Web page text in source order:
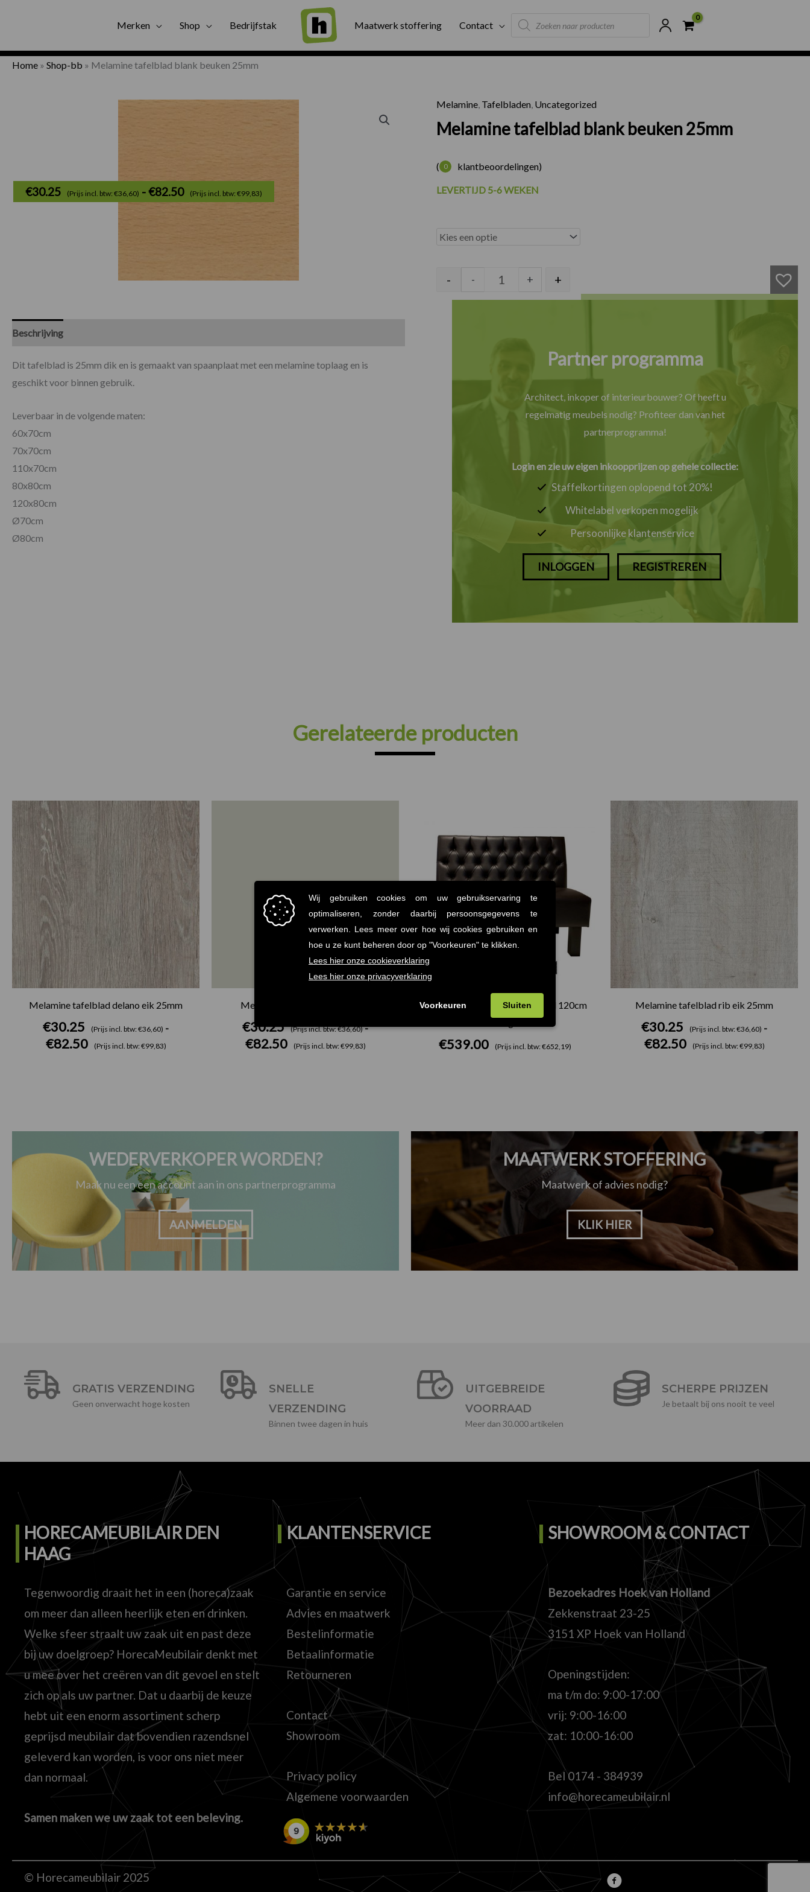
Merken Shop Bedrijfstak Maatwerk stoffering Contact
Products
search
Gratis bezorging Binnen twee werkdagen geleverd Externe voorraad Scherpste prijzen van NL
Home » Shop-bb » Melamine tafelblad blank beuken 25mm
Melamine, Tafelbladen, Uncategorized
Melamine tafelblad blank beuken 25mm
( 0 klantbeoordelingen)
€30.25 (Prijs incl. btw: €36,60) -€82.50 (Prijs incl. btw: €99,83) LEVERTIJD 5-6 WEKEN
Melamine tafelblad blank beuken 25mm aantal
- - + +
Beschrijving
Dit tafelblad is 25mm dik en is gemaakt van spaanplaat met een melamine toplaag en is
geschikt voor binnen gebruik.
Leverbaar in de volgende maten:
60x70cm
70x70cm
110x70cm
80x80cm
120x80cm
Ø70cm
Ø80cm
Partner programma
Architect, inkoper of interieurbouwer? Of heeft u
regelmatig meubels nodig? Profiteer dan van het
partnerprogramma!
Login en zie uw eigen inkoopprijzen op gehele collectie:
Staffelkortingen oplopend tot 20%!
Whitelabel verkopen mogelijk
Persoonlijke klantenservice
INLOGGEN REGISTREREN
Gerelateerde producten
Melamine tafelblad delano eik 25mm
€30.25 (Prijs incl. btw: €36,60) -
€82.50 (Prijs incl. btw: €99,83)
Prijsklasse:
€30.25
tot
€82.50
Melamine tafelblad grijs 25mm
€30.25 (Prijs incl. btw: €36,60) -
€82.50 (Prijs incl. btw: €99,83)
Restaurantbank gecapitonneerd 120cm
€539.00 (Prijs incl. btw: €652,19)
Melamine tafelblad rib eik 25mm
€30.25 (Prijs incl. btw: €36,60) -
€82.50 (Prijs incl. btw: €99,83)
WEDERVERKOPER WORDEN?
Maak nu een een account aan in ons partnerprogramma
AANMELDEN
MAATWERK STOFFERING
Maatwerk of advies nodig?
KLIK HIER
GRATIS VERZENDING
Geen onverwacht hoge kosten
SNELLE
VERZENDING
Binnen twee dagen in huis
UITGEBREIDE
VOORRAAD
Meer dan 30.000 artikelen
SCHERPE PRIJZEN
Je betaalt bij ons nooit te veel
HORECAMEUBILAIR DEN
HAAG
Tegenwoordig draait het in een (horeca)zaak
om meer dan alleen heerlijk eten en drinken.
Welke sfeer straalt uw zaak uit en past deze
bij uw doelgroep? HorecaMeubilair denkt met
u mee over het creëren van dit gevoel en stelt
zich op als uw partner. Dat u daarbij de keuze
hebt uit een enorm assortiment scherp
geprijsd meubilair dat bovendien razendsnel
geleverd kan worden, is voor ons niet meer
dan normaal.
Samen maken we uw zaak tot een beleving.
KLANTENSERVICE
Garantie en service
Advies en maatwerk
Bestelinformatie
Betaalinformatie
Retourneren
Contact
Showroom
Privacy policy
Algemene voorwaarden
SHOWROOM & CONTACT
Bezoekadres Hoek van Holland
Zekkenstraat 23-25
3151 XP Hoek van Holland
Openingstijden:
ma t/m do: 9:00-17:00
vrij: 9:00-16:00
zat: 10:00-16:00
Bel0174 - 384939
info@horecameubilair.nl
© Horecameubilair 2025